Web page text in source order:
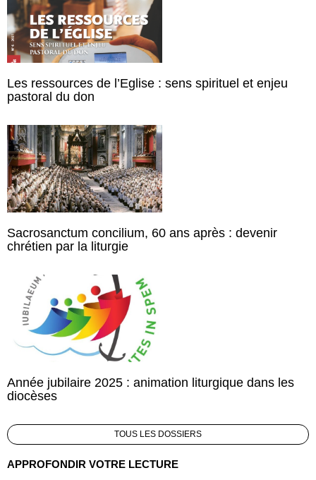
Les ressources de l’Eglise : sens spirituel et enjeu
pastoral du don
Sacrosanctum concilium, 60 ans après : devenir
chrétien par la liturgie
Année jubilaire 2025 : animation liturgique dans les
diocèses
TOUS LES DOSSIERS
APPROFONDIR VOTRE LECTURE